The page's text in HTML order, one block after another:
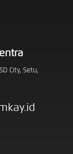
City, Setu,